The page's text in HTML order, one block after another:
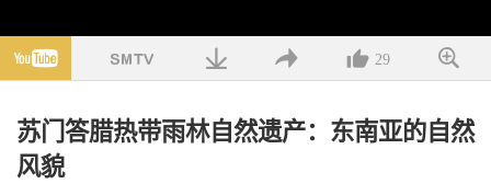
29
苏门答腊热带雨林自然遗产：东南亚的自然
风貌